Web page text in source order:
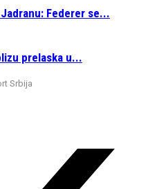
Federer se...
prelaska u...
Srbija